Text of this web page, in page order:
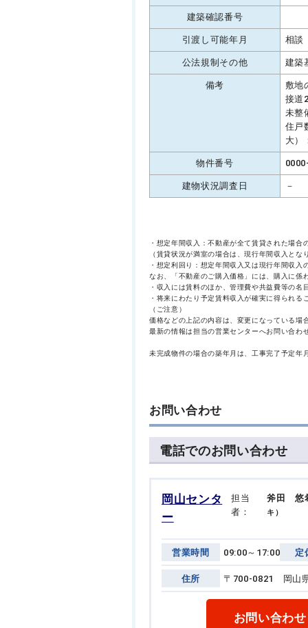
建築確認番号
引渡し可能年月 相談
公法規制その他 建築
備考
敷地
接道
未整
住戸
大）
物件番号
建物状況調査日 －
・想定年間収入：不動産が全て賃貸された場
（賃貸状況が満室の場合は、現行年間収入とな
・想定利回り：想定年間収入又は現行年間収
なお、「不動産のご購入価格」には、購入に係
・収入には賃料のほか、管理費や共益費等の
・将来にわたり予定賃料収入が確実に得られ
（ご注意）
価格などの上記の内容は、変更になっている場
最新の情報は担当の営業センターへお問い合わ
未完成物件の場合の築年月は、工事完了予定年
お問い合わせ
電話でのお問い合わせ
岡山センタ
ー
担当
者：
斧田 悠
キ）
営業時間 09:00～17:00 定
住所 〒700-0821 岡山
お問い合わせ